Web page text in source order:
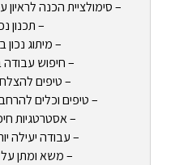
– סימולציית הכנה
– תכנון
– מיתוג
– חיפוש עבודה
– טיפים
– טיפים וכלים
– אסטרטגיות
– עבודה יעילה
– משא ומתן על